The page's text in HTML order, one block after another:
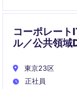
コーポレー
ル／公共領域
東京23区
正社員